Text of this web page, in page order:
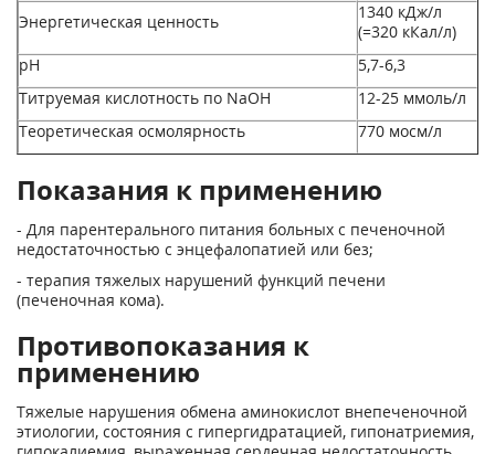
Энергетическая ценность
1340 кДж/л
(=320 кКал/л)
pH
5,7-6,3
Титруемая кислотность по NaOH
12-25 ммоль/л
Теоретическая осмолярность
770 мосм/л
Показания к применению
- Для парентерального питания больных с печеночной
недостаточностью с энцефалопатией или без;
- терапия тяжелых нарушений функций печени
(печеночная кома).
Противопоказания к
применению
Тяжелые нарушения обмена аминокислот внепеченочной
этиологии, состояния с гипергидратацией, гипонатриемия,